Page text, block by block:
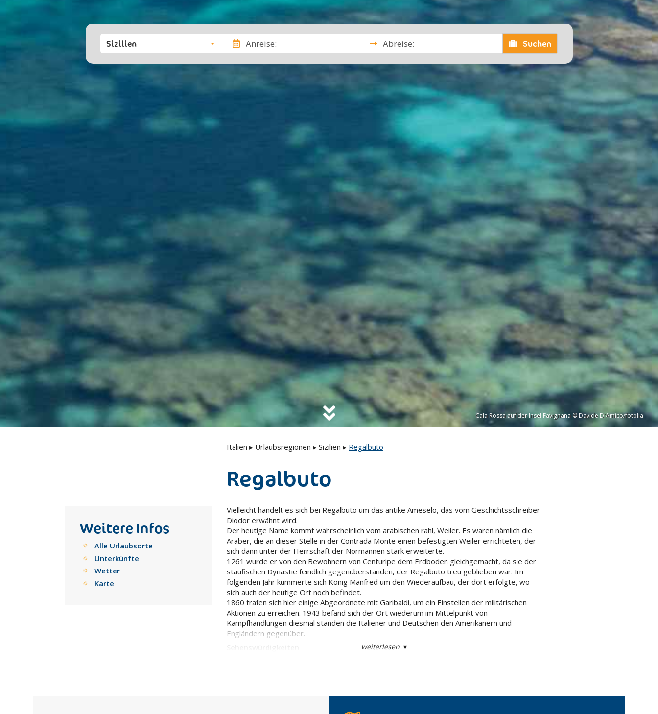
Cala Rossa auf der Insel Favignana © Davide D'Amico/fotolia
Sizilien Anreise: Abreise: Suchen
Italien ▸ Urlaubsregionen ▸ Sizilien ▸ Regalbuto
Regalbuto
Vielleicht handelt es sich bei Regalbuto um das antike Ameselo, das vom Geschichtsschreiber
Diodor erwähnt wird.
Der heutige Name kommt wahrscheinlich vom arabischen rahl, Weiler. Es waren nämlich die
Araber, die an dieser Stelle in der Contrada Monte einen befestigten Weiler errichteten, der
sich dann unter der Herrschaft der Normannen stark erweiterte.
1261 wurde er von den Bewohnern von Centuripe dem Erdboden gleichgemacht, da sie der
staufischen Dynastie feindlich gegenüberstanden, der Regalbuto treu geblieben war. Im
folgenden Jahr kümmerte sich König Manfred um den Wiederaufbau, der dort erfolgte, wo
sich auch der heutige Ort noch befindet.
1860 trafen sich hier einige Abgeordnete mit Garibaldi, um ein Einstellen der militärischen
Aktionen zu erreichen. 1943 befand sich der Ort wiederum im Mittelpunkt von
Kampfhandlungen diesmal standen die Italiener und Deutschen den Amerikanern und
Engländern gegenüber.
Jh. stammende Santa Maria della Croce- Kirche mit Barockfassade und Treppenaufgang
weiterlesen▾
Weitere Infos
Alle Urlaubsorte
Unterkünfte
Wetter
Karte